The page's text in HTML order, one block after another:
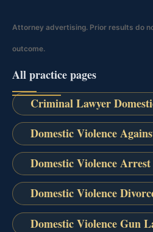
Attorney advertising. Prior results do
outcome.
All practice pages
Criminal Lawyer
Domestic Violence
Domestic Violence
Domestic Violence
Domestic Violence Gun